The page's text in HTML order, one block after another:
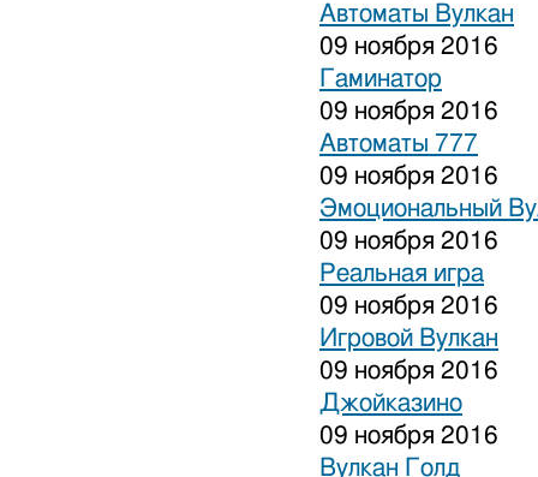
Автоматы Вулкан
09 ноября 2016
Гаминатор
09 ноября 2016
Автоматы 777
09 ноября 2016
Эмоциональный
09 ноября 2016
Реальная игра
09 ноября 2016
Игровой Вулкан
09 ноября 2016
Джойказино
09 ноября 2016
Вулкан Голд